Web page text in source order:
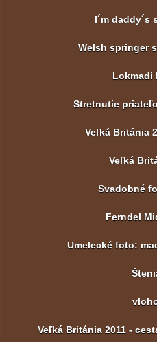
I´m daddy´s
Welsh springer
Lokmadi
Stretnutie
Veľká Británia
Veľká
Svadobné
Ferndel
Umelecké foto:
Veľká Británia 2011 -